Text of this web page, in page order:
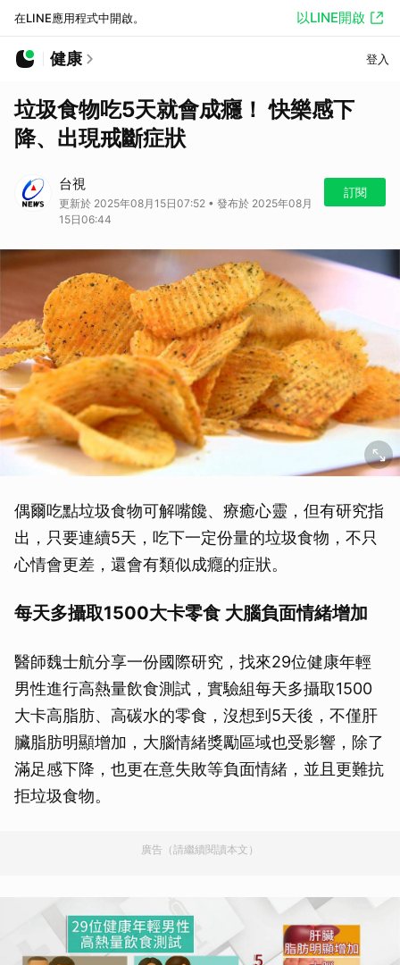
在LINE應用程式中開啟。 以LINE開啟
健康 登入
垃圾食物吃5天就會成癮！ 快樂感下
降、出現戒斷症狀
台視
更新於 2025年08月15日07:52 • 發布於 2025年08月
15日06:44
訂閱
偶爾吃點垃圾食物可解嘴饞、療癒心靈，但有研究指
出，只要連續5天，吃下一定份量的垃圾食物，不只
心情會更差，還會有類似成癮的症狀。
每天多攝取1500大卡零食 大腦負面情緒增加
醫師魏士航分享一份國際研究，找來29位健康年輕
男性進行高熱量飲食測試，實驗組每天多攝取1500
大卡高脂肪、高碳水的零食，沒想到5天後，不僅肝
臟脂肪明顯增加，大腦情緒獎勵區域也受影響，除了
滿足感下降，也更在意失敗等負面情緒，並且更難抗
拒垃圾食物。
廣告（請繼續閱讀本文）